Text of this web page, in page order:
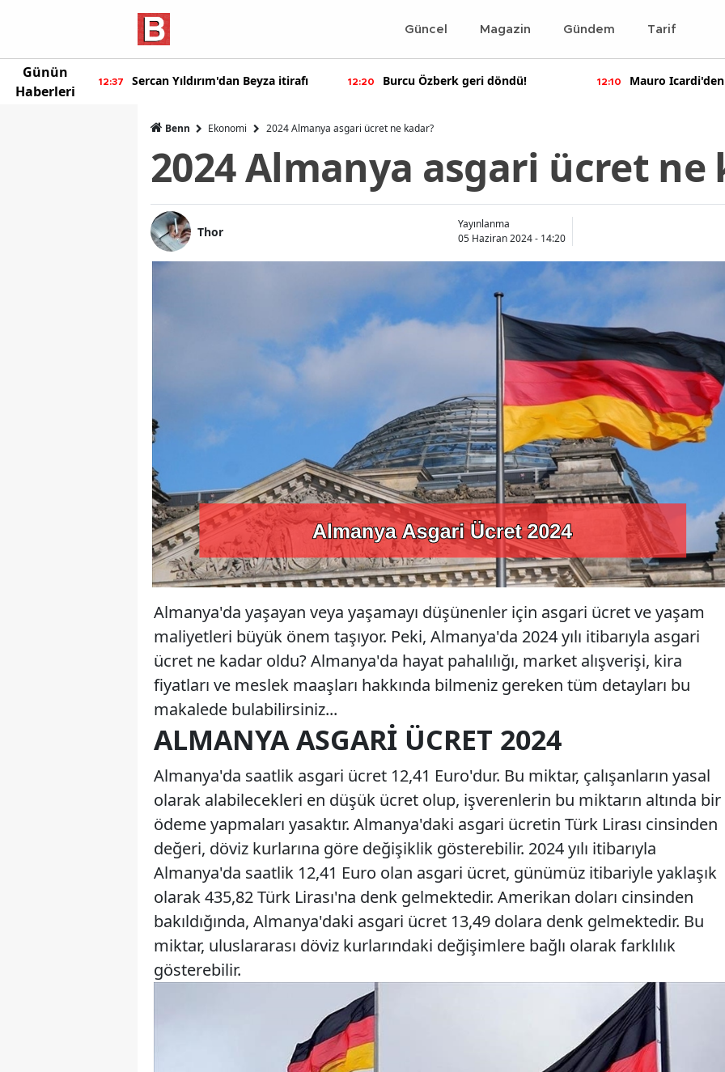
Güncel Magazin Gündem Tarif
Günün
Haberleri
yeni 12:37 Sercan Yıldırım'dan Beyza itirafı 12:20 Burcu Özberk geri döndü! 12:10
Mauro Icardi'den
Benn Ekonomi 2024 Almanya asgari ücret ne kadar?
2024 Almanya asgari ücret ne
Thor
Yayınlanma
05 Haziran 2024 - 14:20
Almanya'da yaşayan veya yaşamayı düşünenler için asgari ücret ve yaşam
maliyetleri büyük önem taşıyor. Peki, Almanya'da 2024 yılı itibarıyla asgari
ücret ne kadar oldu? Almanya'da hayat pahalılığı, market alışverişi, kira
fiyatları ve meslek maaşları hakkında bilmeniz gereken tüm detayları bu
makalede bulabilirsiniz...
ALMANYA ASGARI ÜCRET 2024
Almanya'da saatlik asgari ücret 12,41 Euro'dur. Bu miktar, çalışanların yasal
olarak alabilecekleri en düşük ücret olup, işverenlerin bu miktarın altında bir
ödeme yapmaları yasaktır. Almanya'daki asgari ücretin Türk Lirası cinsinden
değeri, döviz kurlarına göre değişiklik gösterebilir. 2024 yılı itibarıyla
Almanya'da saatlik 12,41 Euro olan asgari ücret, günümüz itibariyle yaklaşık
olarak 435,82 Türk Lirası'na denk gelmektedir. Amerikan doları cinsinden
bakıldığında, Almanya'daki asgari ücret 13,49 dolara denk gelmektedir. Bu
miktar, uluslararası döviz kurlarındaki değişimlere bağlı olarak farklılık
gösterebilir.